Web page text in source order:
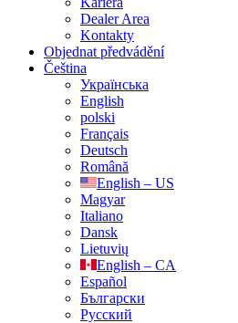
Dealer Area
Kontakty
Objednat předvádění
Čeština
Українська
English
polski
Français
Deutsch
Română
English – US
Magyar
Italiano
Dansk
Lietuvių
English – CA
Español
Български
Русский